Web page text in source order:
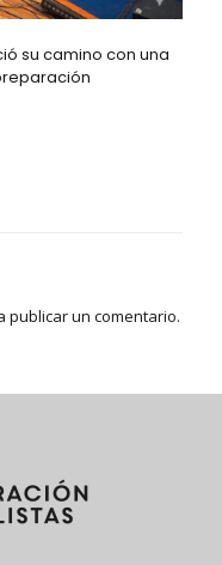
su camino con una
publicar un comentario.